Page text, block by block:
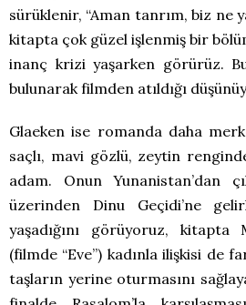
sürüklenir, “Aman tanrım, biz ne
kitapta çok güzel işlenmiş bir
inanç krizi yaşarken görürüz. Bu
bulunarak filmden atıldığı
Glaeken ise romanda daha
saçlı, mavi gözlü, zeytin
adam. Onun Yunanistan’dan
üzerinden Dinu Geçidi’ne
yaşadığını görüyoruz, kitapta
(filmde “Eve”) kadınla ilişkisi de
taşların yerine oturmasını